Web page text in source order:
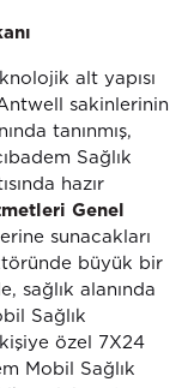
alt yapısı
sakinlerinin
tanınmış,
Sağlık
hazır
Genel
sunacakları
büyük bir
sağlık alanında
Sağlık
özel 7X24
Mobil Sağlık